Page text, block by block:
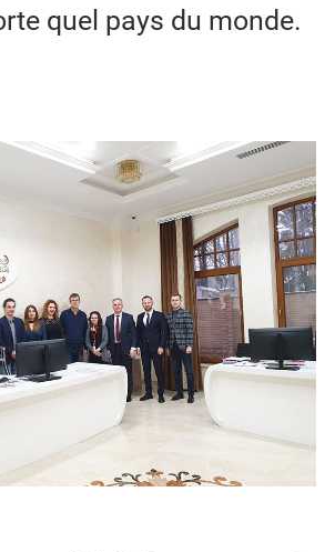
quel pays du monde.